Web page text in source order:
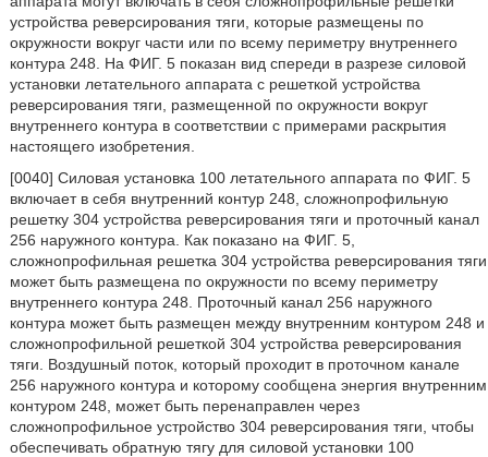
устройства реверсирования тяги, которые размещены по
окружности вокруг части или по всему периметру внутреннего
контура 248. На ФИГ. 5 показан вид спереди в разрезе силовой
установки летательного аппарата с решеткой устройства
реверсирования тяги, размещенной по окружности вокруг
внутреннего контура в соответствии с примерами раскрытия
настоящего изобретения.
[0040] Силовая установка 100 летательного аппарата по ФИГ. 5
включает в себя внутренний контур 248, сложнопрофильную
решетку 304 устройства реверсирования тяги и проточный канал
256 наружного контура. Как показано на ФИГ. 5,
сложнопрофильная решетка 304 устройства реверсирования тяги
может быть размещена по окружности по всему периметру
внутреннего контура 248. Проточный канал 256 наружного
контура может быть размещен между внутренним контуром 248 и
сложнопрофильной решеткой 304 устройства реверсирования
тяги. Воздушный поток, который проходит в проточном канале
256 наружного контура и которому сообщена энергия внутренним
контуром 248, может быть перенаправлен через
сложнопрофильное устройство 304 реверсирования тяги, чтобы
обеспечивать обратную тягу для силовой установки 100